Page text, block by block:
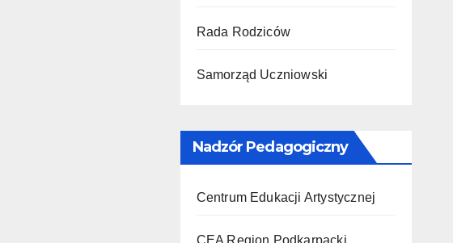
Rada Rodziców
Samorząd Uczniowski
Nadzór Pedagogiczny
Centrum Edukacji Artystycznej
CEA Region Podkarpacki